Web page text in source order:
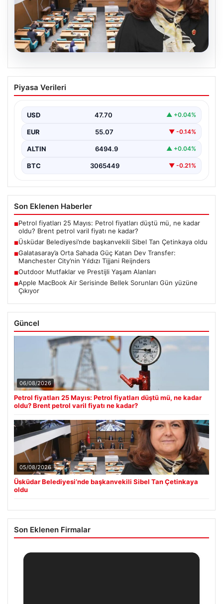
Üsküdar Belediyesi’nde başkanvekili
Sibel Tan Çetinkaya oldu
Piyasa Verileri
USD 47.70 ▲ +0.04%
EUR 55.07 ▼ -0.14%
ALTIN 6494.9 ▲ +0.04%
BTC 3065449 ▼ -0.21%
Son Eklenen Haberler
■Petrol fiyatları 25 Mayıs: Petrol fiyatları düştü mü, ne kadar
oldu? Brent petrol varil fiyatı ne kadar?
■Üsküdar Belediyesi’nde başkanvekili Sibel Tan Çetinkaya oldu
■Galatasaray’a Orta Sahada Güç Katan Dev Transfer:
Manchester City’nin Yıldızı Tijjani Reijnders
■Outdoor Mutfaklar ve Prestijli Yaşam Alanları
■Apple MacBook Air Serisinde Bellek Sorunları Gün yüzüne
Çıkıyor
Güncel
06/08/2026
Petrol fiyatları 25 Mayıs: Petrol fiyatları düştü mü, ne kadar
oldu? Brent petrol varil fiyatı ne kadar?
05/08/2026
Üsküdar Belediyesi’nde başkanvekili Sibel Tan Çetinkaya
oldu
Son Eklenen Firmalar